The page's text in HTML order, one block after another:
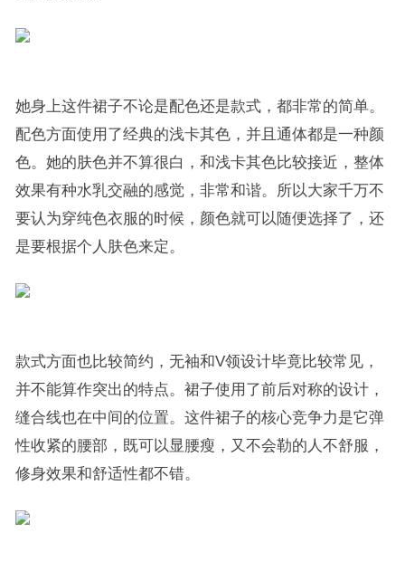
她身上这件裙子不论是配色还是款式，都非常的简单。
配色方面使用了经典的浅卡其色，并且通体都是一种颜
色。她的肤色并不算很白，和浅卡其色比较接近，整体
效果有种水乳交融的感觉，非常和谐。所以大家千万不
要认为穿纯色衣服的时候，颜色就可以随便选择了，还
是要根据个人肤色来定。
款式方面也比较简约，无袖和V领设计毕竟比较常见，
并不能算作突出的特点。裙子使用了前后对称的设计，
缝合线也在中间的位置。这件裙子的核心竞争力是它弹
性收紧的腰部，既可以显腰瘦，又不会勒的人不舒服，
修身效果和舒适性都不错。